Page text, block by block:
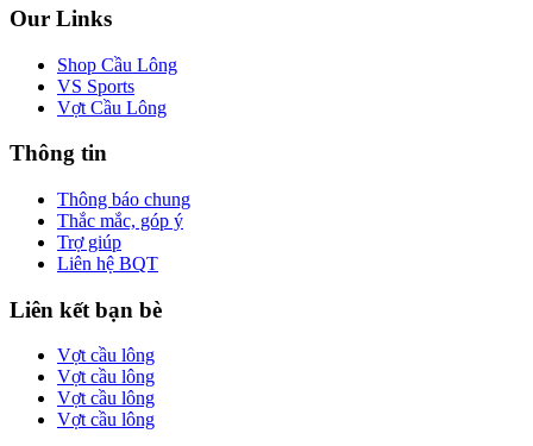
Our Links
Shop Cầu Lông
VS Sports
Vợt Cầu Lông
Thông tin
Thông báo chung
Thắc mắc, góp ý
Trợ giúp
Liên hệ BQT
Liên kết bạn bè
Vợt cầu lông
Vợt cầu lông
Vợt cầu lông
Vợt cầu lông